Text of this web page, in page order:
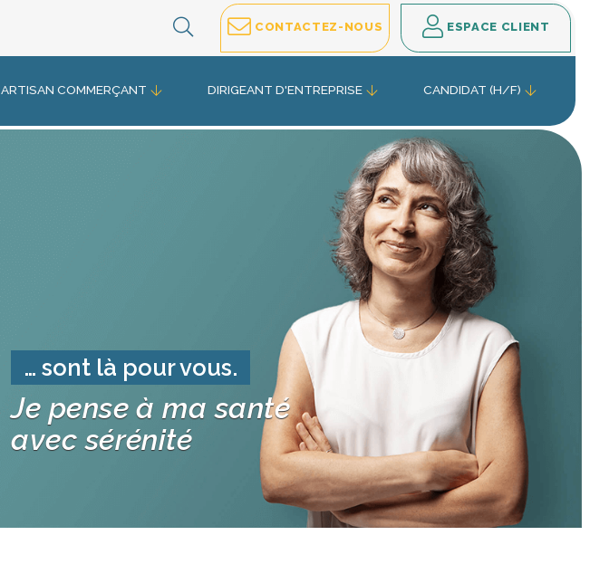
EFFECTUEZ VOTRE RECHERCHE
CONTACTEZ-NOUS ESPACE CLIENT
ARTISAN COMMERÇANT DIRIGEANT D'ENTREPRISE CANDIDAT (H/F)
… sont là pour vous.
Je pense à ma santé
avec sérénité